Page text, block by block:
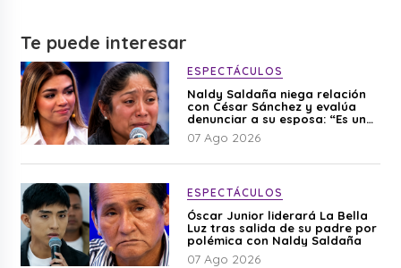
Te puede interesar
ESPECTÁCULOS
Naldy Saldaña niega relación
con César Sánchez y evalúa
denunciar a su esposa: “Es una
difamación”
07 Ago 2026
ESPECTÁCULOS
Óscar Junior liderará La Bella
Luz tras salida de su padre por
polémica con Naldy Saldaña
07 Ago 2026